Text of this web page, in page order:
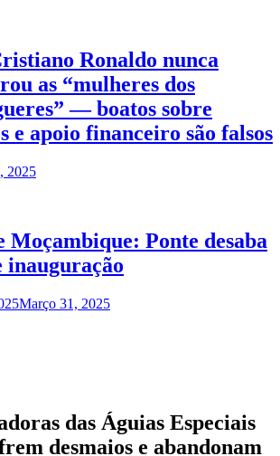
Ronaldo nunca
as “mulheres dos
— boatos sobre
e apoio financeiro são falsos
2025
Moçambique: Ponte desaba
inauguração
Março 31, 2025
das Águias Especiais
desmaios e abandonam